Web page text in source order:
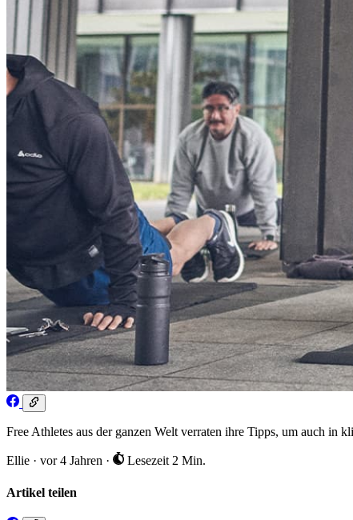
Free Athletes aus der ganzen Welt verraten ihre Tipps, um auch in
Ellie · vor 4 Jahren · Lesezeit 2 Min.
Artikel teilen